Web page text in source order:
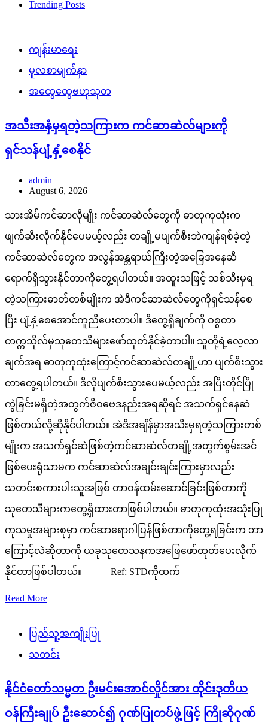
Trending Posts
ကျန်းမာရေး
မူလစာမျက်နှာ
အထွေထွေဗဟုသုတ
အသီးအနှံမှရတဲ့သကြားက ကင်ဆာဆဲလ်များကို
ရှင်သန်ပျံ့နှံ့စေနိုင်
admin
August 6, 2026
သားအိမ်ကင်ဆာလိုမျိုး ကင်ဆာဆဲလ်တွေကို ဓာတုကုထုံးက
ဖျက်ဆီးလိုက်နိုင်ပေမယ့်လည်း တချို့မပျက်စီးဘဲကျန်ရစ်ခဲ့တဲ့
ကင်ဆာဆဲလ်တွေက အလွန်အန္တရာယ်ကြီးတဲ့အခြေအနေဆီ
ရောက်ရှိသွားနိုင်တာကိုတွေ့ရပါတယ်။ အထူးသဖြင့် သစ်သီးမှရ
တဲ့သကြားဓာတ်တစ်မျိုးက အဲဒီကင်ဆာဆဲလ်တွေကိုရှင်သန်စေ
ပြီး ပျံ့နှံ့စေအောင်ကူညီပေးတာပါ။ ဒီတွေ့ရှိချက်ကို ဝစ္စတာ
တက္ကသိုလ်မှသုတေသီများဖော်ထုတ်နိုင်ခဲ့တာပါ။ သူတို့ရဲ့လေ့လာ
ချက်အရ ဓာတုကုထုံးကြောင့်ကင်ဆာဆဲလ်တချို့ဟာ ပျက်စီးသွား
တာတွေ့ရပါတယ်။ ဒီလိုပျက်စီးသွားပေမယ့်လည်း အပြီးတိုင်ပြို
ကွဲခြင်းမရှိတဲ့အတွက်ဇီဝဗေဒနည်းအရဆိုရင် အသက်ရှင်နေဆဲ
ဖြစ်တယ်လို့ဆိုနိုင်ပါတယ်။ အဲဒီအချိန်မှာအသီးမှရတဲ့သကြားတစ်
မျိုးက အသက်ရှင်ဆဲဖြစ်တဲ့ကင်ဆာဆဲလ်တချို့အတွက်စွမ်းအင်
ဖြစ်ပေးရုံသာမက ကင်ဆာဆဲလ်အချင်းချင်းကြားမှာလည်း
သတင်းစကားပါးသူအဖြစ် တာဝန်ထမ်းဆောင်ခြင်းဖြစ်တာကို
သုတေသီများကတွေ့ရှိထားတာဖြစ်ပါတယ်။ ဓာတုကုထုံးအသုံးပြု
ကုသမှုအများစုမှာ ကင်ဆာရောဂါပြန်ဖြစ်တာကိုတွေ့ရခြင်းက ဘာ
ကြောင့်လဲဆိုတာကို ယခုသုတေသနကအဖြေဖော်ထုတ်ပေးလိုက်
နိုင်တာဖြစ်ပါတယ်။ Ref: STDကိုထက်
Read More
ပြည်သူ့အကျိုးပြု
သတင်း
နိုင်ငံတော်သမ္မတ ဦးမင်းအောင်လှိုင်အား ထိုင်းဒုတိယ
ဝန်ကြီးချုပ် ဦးဆောင်၍ ဂုဏ်ပြုတပ်ဖွဲ့ဖြင့် ကြိုဆိုဂုဏ်